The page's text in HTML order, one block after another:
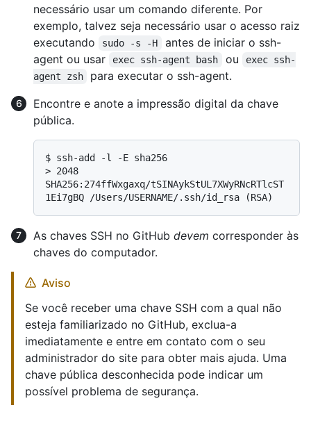
necessário usar um comando diferente. Por
exemplo, talvez seja necessário usar o acesso raiz
executando
sudo -s -H
antes de iniciar o ssh-
agent ou usar
exec ssh-agent bash ou
exec ssh-
agent zsh
para executar o ssh-agent.
Encontre e anote a impressão digital da chave
pública.
$ ssh-add -l -E sha256
> 2048
SHA256:274ffWxgaxq/tSINAykStUL7XWyRNcRTlcST
1Ei7gBQ /Users/USERNAME/.ssh/id_rsa (RSA)
As chaves SSH no GitHub devem corresponder às
chaves do computador.
Aviso
Se você receber uma chave SSH com a qual não
esteja familiarizado no GitHub, exclua-a
imediatamente e entre em contato com o seu
administrador do site para obter mais ajuda. Uma
chave pública desconhecida pode indicar um
possível problema de segurança.